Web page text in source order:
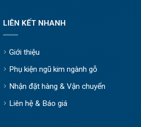
LIÊN KẾT NHANH
Giới thiệu
Phụ kiện ngũ kim ngành gỗ
Nhận đặt hàng & Vận chuyển
Liên hệ & Báo giá